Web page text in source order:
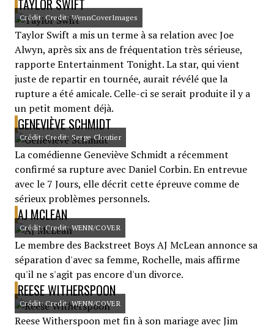
TAYLOR SWIFT
Crédit: Credit: WennCoverImages
Taylor Swift a mis un terme à sa relation avec Joe
Alwyn, après six ans de fréquentation très sérieuse,
rapporte Entertainment Tonight. La star, qui vient
juste de repartir en tournée, aurait révélé que la
rupture a été amicale. Celle-ci se serait produite il y a
un petit moment déjà.
GENEVIÈVE SCHMIDT
Crédit: Credit: Serge Cloutier
La comédienne Geneviève Schmidt a récemment
confirmé sa rupture avec Daniel Corbin. En entrevue
avec le 7 Jours, elle décrit cette épreuve comme de
sérieux problèmes personnels.
AJ MCLEAN
Crédit: Credit: WENN/COVER
Le membre des Backstreet Boys AJ McLean annonce sa
séparation d'avec sa femme, Rochelle, mais affirme
qu'il ne s'agit pas encore d'un divorce.
REESE WITHERSPOON
Crédit: Credit: WENN/COVER
Reese Witherspoon met fin à son mariage avec Jim